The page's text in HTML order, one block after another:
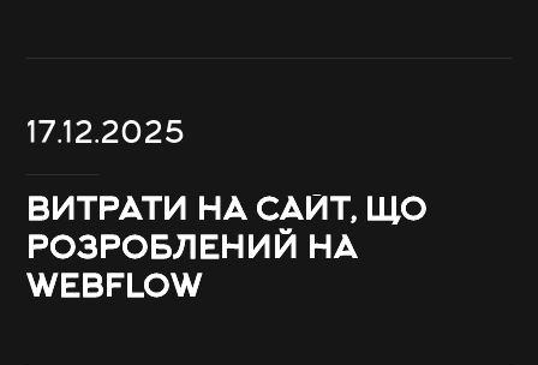
17.12.2025
ВИТРАТИ НА САЙТ, ЩО
РОЗРОБЛЕНИЙ НА
WEBFLOW